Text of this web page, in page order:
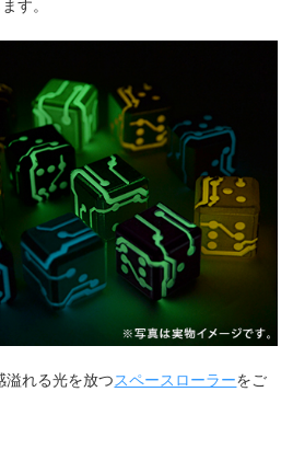
す。
溢れる光を放つスペースローラーをご